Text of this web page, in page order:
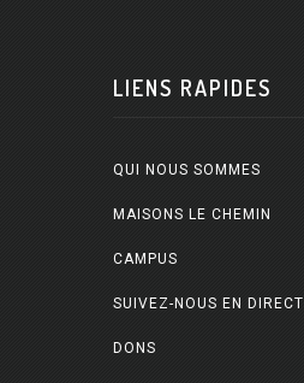
LIENS RAPIDES
QUI NOUS SOMMES
MAISONS LE CHEMIN
CAMPUS
SUIVEZ-NOUS EN DIRECT
DONS